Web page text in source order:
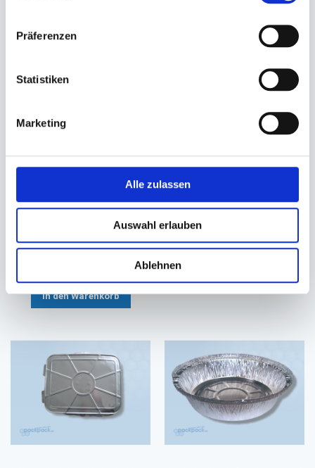
Präferenzen
Statistiken
Marketing
Alle zulassen
Auswahl erlauben
Ablehnen
13,23 €
In den Warenkorb